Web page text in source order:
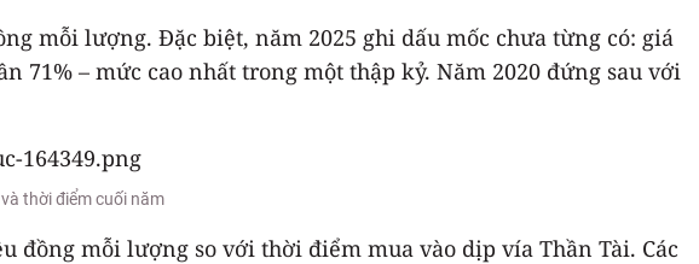
mỗi lượng. Đặc biệt, năm 2025 ghi dấu mốc chưa từng có: giá
71% – mức cao nhất trong một thập kỷ. Năm 2020 đứng sau với
thời điểm cuối năm
đồng mỗi lượng so với thời điểm mua vào dịp vía Thần Tài. Các